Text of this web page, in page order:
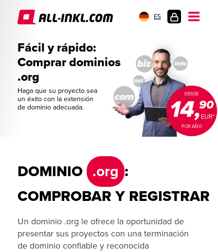
ES
SESIÓN
Fácil y rápido:
Comprar dominios
.org
Haga que su proyecto sea
un éxito con la extensión
de dominio adecuada.
DESDE
14,EUR*
90
POR AÑO
DOMINIO .org :
COMPROBAR Y REGISTRAR
Un dominio .org le ofrece la oportunidad de
presentar sus proyectos con una terminación
de dominio confiable y reconocida